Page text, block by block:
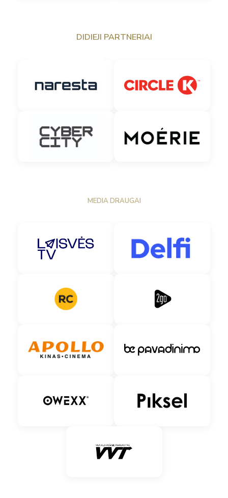
DIDIEJI PARTNERIAI
MEDIA DRAUGAI